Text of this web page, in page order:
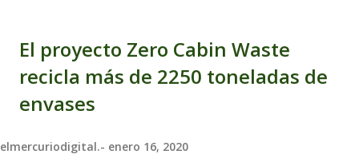
El proyecto Zero Cabin Waste
recicla más de 2250 toneladas de
envases
elmercuriodigital.- enero 16, 2020